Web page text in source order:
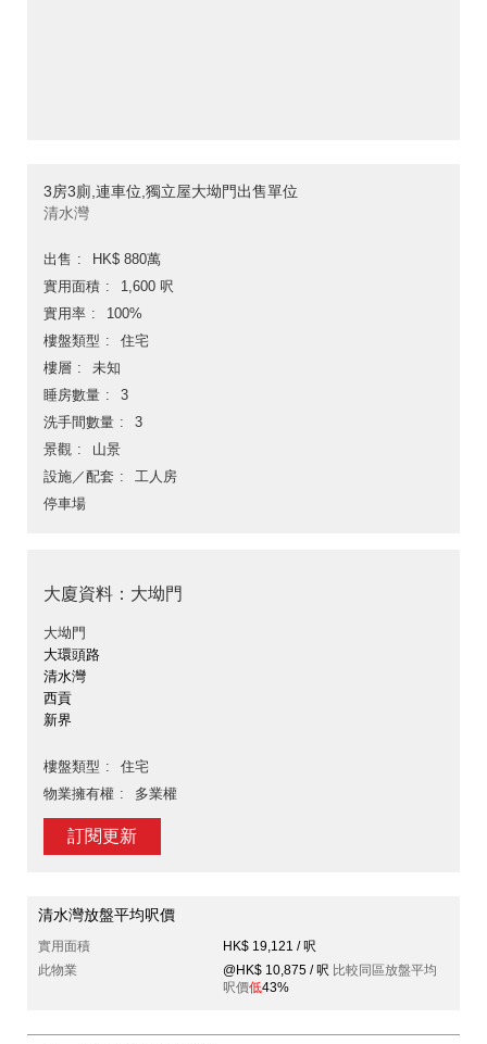
3房3廁,連車位,獨立屋大坳門出售單位
清水灣
出售
HK$ 880萬
實用面積
1,600 呎
實用率
100%
樓盤類型
住宅
樓層
未知
睡房數量
3
洗手間數量
3
景觀
山景
設施／配套
工人房
停車場
大廈資料：大坳門
大坳門
大環頭路
清水灣
西貢
新界
樓盤類型
住宅
物業擁有權
多業權
訂閱更新
清水灣放盤平均呎價
實用面積
HK$ 19,121 / 呎
此物業
@HK$ 10,875 / 呎 比較同區放盤平均
呎價低43%